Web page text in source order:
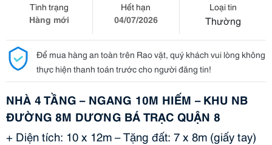
Tình trạng
Hàng mới
Hết hạn
04/07/2026
Loại tin
Thường
Để mua hàng an toàn trên Rao vặt, quý khách vui lòng không
thực hiện thanh toán trước cho người đăng tin!
NHÀ 4 TẦNG – NGANG 10M HIẾM – KHU NB
ĐƯỜNG 8M DƯƠNG BÁ TRẠC QUẬN 8
+ Diện tích: 10 x 12m – Tặng đất: 7 x 8m (giấy tay)